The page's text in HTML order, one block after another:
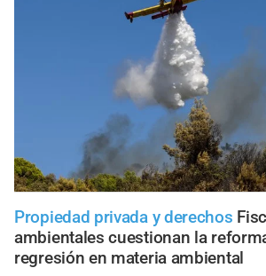
Propiedad privada y derechos
ambientales cuestionan la
regresión en materia ambiental